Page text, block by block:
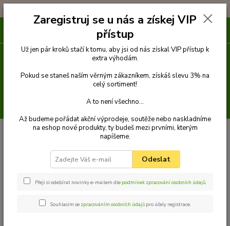
Venčení Náhubky Popruhové náhubky
Náhubek zkrácený
Palkar nylonový náhubek pro zkrácený čumák pro psy vel. 1 18 cm x 4 cm
Palkar nylonový náhubek pro
zkrácený čumák pro psy vel. 1 18
cm x 4 cm černo-modrá
Zaregistruj se u nás a získej VIP
přístup
Už jen pár kroků stačí k tomu, aby jsi od nás získal VIP přístup k
extra výhodám.
Pokud se staneš naším věrným zákazníkem, získáš slevu 3% na
celý sortiment!
A to není všechno...
Až budeme pořádat akční výprodeje, soutěže nebo naskladníme
na eshop nové produkty, ty budeš mezi prvními, kterým
napíšeme.
Odeslat
Přeji si odebírat novinky e-mailem dle podmínek zpracování osobních údajů.
Souhlasím se zpracováním osobních údajů pro účely registrace.